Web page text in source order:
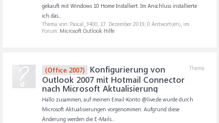
gekauft mit Windows 10 Home Installiert. Im Anschluss installierte
ich das...
Thema von: Pascal_3400, 17. Dezember 2019, 0 Antwort(en), im
Forum: Microsoft Outlook Hilfe
Thema
(Office 2007)
Konfigurierung von
Outlook 2007 mit Hotmail Connector
nach Microsoft Aktualisierung
Hallo zusammen, auf meinen Email-Konto @live.de wurde durch
Microsoft Aktualisierungen vorgenommen. Aufgrund diese
Änderung werden die E-Mails...